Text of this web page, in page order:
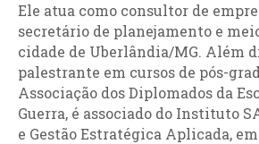
Ele atua como consultor de
secretário de planejamento e
cidade de Uberlândia/MG. Além
palestrante em cursos de pós-
Associação dos Diplomados da
Guerra, é associado do Instituto
e Gestão Estratégica Aplicada,